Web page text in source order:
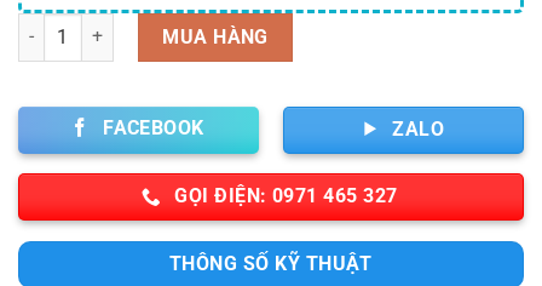
Số lượng MUA HÀNG
FACEBOOK ZALO
GỌI ĐIỆN: 0971 465 327
THÔNG SỐ KỸ THUẬT